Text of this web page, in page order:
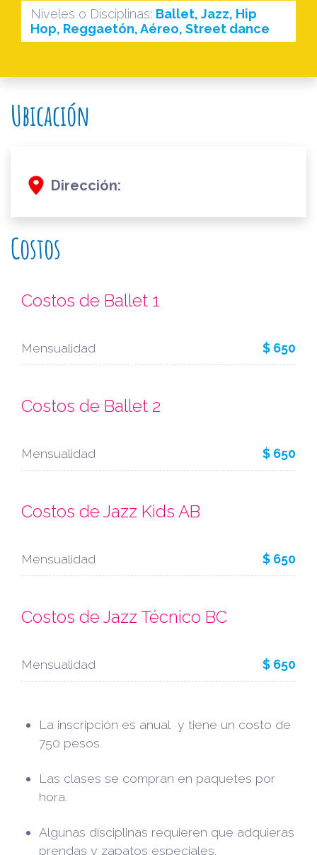
Niveles o Disciplinas: Ballet, Jazz, Hip
Hop, Reggaetón, Aéreo, Street dance
Ubicación
Dirección:
Costos
Costos de Ballet 1
Mensualidad $ 650
Costos de Ballet 2
Mensualidad $ 650
Costos de Jazz Kids AB
Mensualidad $ 650
Costos de Jazz Técnico BC
Mensualidad $ 650
La inscripción es anual y tiene un costo de
750 pesos.
Las clases se compran en paquetes por
hora.
Algunas disciplinas requieren que adquieras
prendas y zapatos especiales.